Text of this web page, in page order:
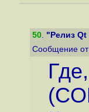
50. "Релиз Qt
Сообщение от